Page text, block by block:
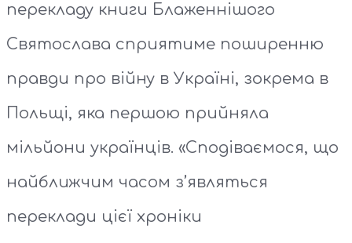
перекладу книги Блаженнішого
Святослава сприятиме поширенню
правди про війну в Україні, зокрема в
Польщі, яка першою прийняла
мільйони українців. «Сподіваємося, що
найближчим часом з’являться
переклади цієї хроніки